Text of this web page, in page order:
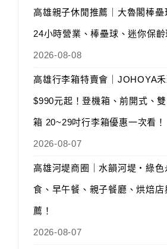
高雄親子休閒推薦｜大魯閣棒
24小時營業、棒壘球、迷你保齡
2026-08-08
高雄行李箱特賣會｜JOHOYA
$990元起！登機箱、前開式、
箱 20~29吋行李箱優惠一次看！
2026-08-07
高雄河堤商圈｜水韻河堤‧綠色
食、早午餐、親子餐廳、烘焙店
薦！
2026-08-07